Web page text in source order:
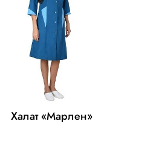
Халат «Марлен»